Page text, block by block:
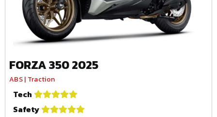
FORZA 350 2025
ABS | Traction
Tech
Safety